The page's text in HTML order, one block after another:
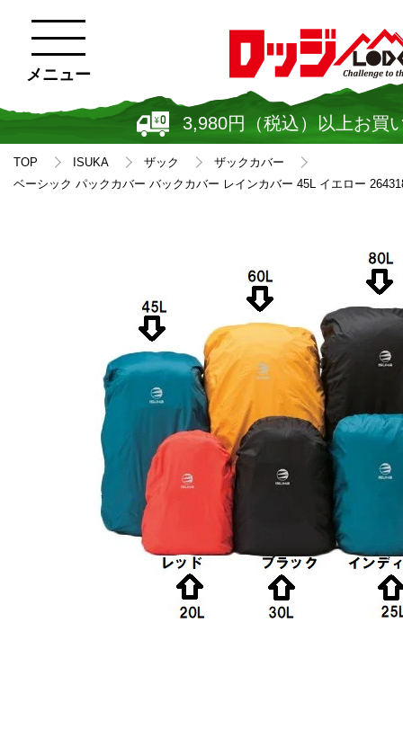
3,980円（税込）以上お買
メニュー
TOP ISUKA ザック
ザックカバー
ベーシック パックカバー バックカバー レインカバー 45L イエロー